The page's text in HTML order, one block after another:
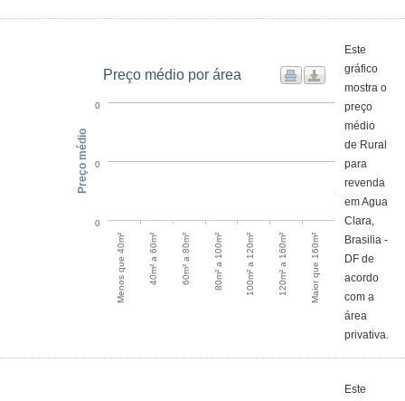
Preço médio por área
Menos que 40m² 40m² a 60m² 60m² a 80m² 80m² a 100m² 100m² a 120m² 120m² a 160m² Maior que 160m²
0
0
0
Preço médio
Este
gráfico
mostra o
preço
médio
de Rural
para
revenda
em Agua
Clara,
Brasilia -
DF de
acordo
com a
área
privativa.
Este